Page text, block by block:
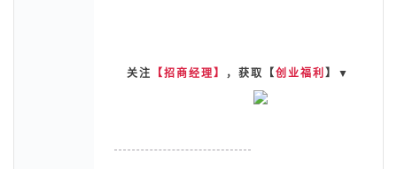
关注 【招商经理】 ，获取【创业福利】▼